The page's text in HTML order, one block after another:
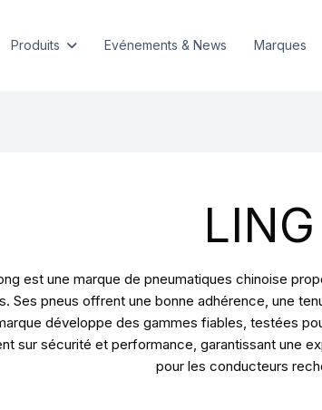
Produits Evénements & News Marques
est une marque de pneumatiques chinoise
Ses pneus offrent une bonne adhérence, une
développe des gammes fiables, testées
sur sécurité et performance, garantissant une
pour les conducteurs